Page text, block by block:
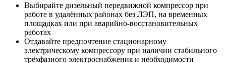
Выбирайте дизельный передвижной компрессор при
работе в удалённых районах без ЛЭП, на временных
площадках или при аварийно-восстановительных
работах
Отдавайте предпочтение стационарному
электрическому компрессору при наличии стабильного
трёхфазного электроснабжения и необходимости